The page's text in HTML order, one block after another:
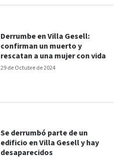
29 de Octubre de 2024
Derrumbe en Villa Gesell:
confirman un muerto y
rescatan a una mujer con vida
Se derrumbó parte de un
edificio en Villa Gesell y hay
desaparecidos